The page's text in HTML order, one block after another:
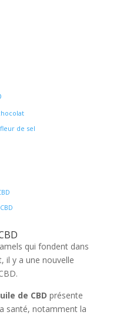
de sel
qui fondent dans
il y a une nouvelle
de CBD présente
santé, notamment la